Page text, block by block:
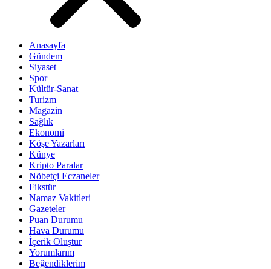
Anasayfa
Gündem
Siyaset
Spor
Kültür-Sanat
Turizm
Magazin
Sağlık
Ekonomi
Köşe Yazarları
Künye
Kripto Paralar
Nöbetçi Eczaneler
Fikstür
Namaz Vakitleri
Gazeteler
Puan Durumu
Hava Durumu
İçerik Oluştur
Yorumlarım
Beğendiklerim